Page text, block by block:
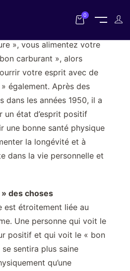
0
corps physique avec de
», vous alimentez votre
carburant », alors
votre esprit avec de
également. Après des
dans les années 1950, il a
un état d’esprit positif
une bonne santé physique
la longévité et à
dans la vie personnelle et
des choses
est étroitement liée au
Une personne qui voit le
positif et qui voit le « bon
sentira plus saine
qu’une